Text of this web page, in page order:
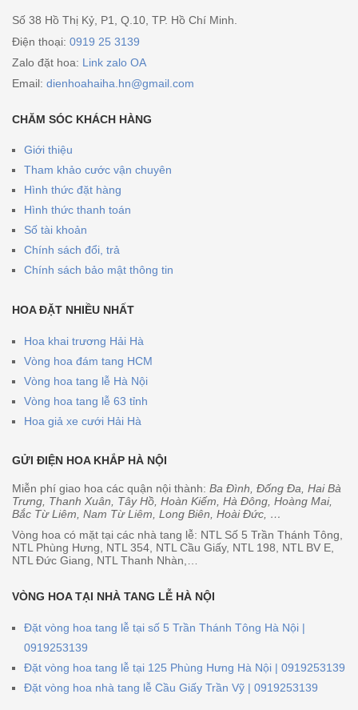
Số 38 Hồ Thị Kỷ, P1, Q.10, TP. Hồ Chí Minh.
Điện thoại: 0919 25 3139
Zalo đặt hoa: Link zalo OA
Email: dienhoahaiha.hn@gmail.com
CHĂM SÓC KHÁCH HÀNG
Giới thiệu
Tham khảo cước vận chuyên
Hình thức đặt hàng
Hình thức thanh toán
Số tài khoản
Chính sách đổi, trả
Chính sách bảo mật thông tin
HOA ĐẶT NHIỀU NHẤT
Hoa khai trương Hải Hà
Vòng hoa đám tang HCM
Vòng hoa tang lễ Hà Nội
Vòng hoa tang lễ 63 tỉnh
Hoa giả xe cưới Hải Hà
GỬI ĐIỆN HOA KHẮP HÀ NỘI
Miễn phí giao hoa các quận nội thành: Ba Đình, Đống Đa, Hai Bà
Trưng, Thanh Xuân, Tây Hồ, Hoàn Kiếm, Hà Đông, Hoàng Mai,
Bắc Từ Liêm, Nam Từ Liêm, Long Biên, Hoài Đức, …
Vòng hoa có mặt tại các nhà tang lễ: NTL Số 5 Trần Thánh Tông,
NTL Phùng Hưng, NTL 354, NTL Cầu Giấy, NTL 198, NTL BV E,
NTL Đức Giang, NTL Thanh Nhàn,…
VÒNG HOA TẠI NHÀ TANG LỄ HÀ NỘI
Đặt vòng hoa tang lễ tại số 5 Trần Thánh Tông Hà Nội |
0919253139
Đặt vòng hoa tang lễ tại 125 Phùng Hưng Hà Nội | 0919253139
Đặt vòng hoa nhà tang lễ Cầu Giấy Trần Vỹ | 0919253139